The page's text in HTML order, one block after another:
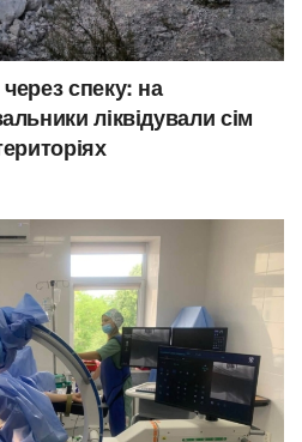
спеку: на
ліквідували сім